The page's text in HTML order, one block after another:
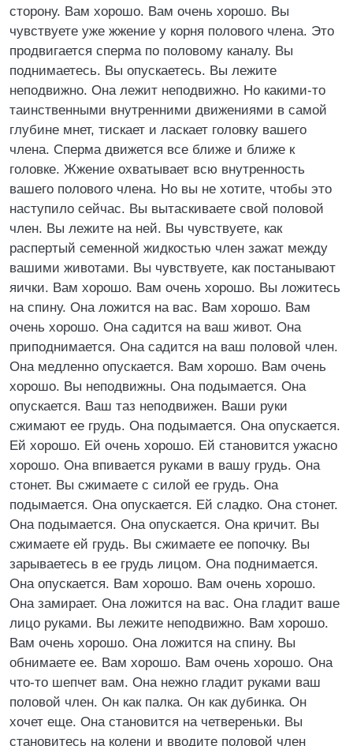
сторону. Вам хорошо. Вам очень хорошо. Вы
чувствуете уже жжение у корня полового члена. Это
продвигается сперма по половому каналу. Вы
поднимаетесь. Вы опускаетесь. Вы лежите
неподвижно. Она лежит неподвижно. Но какими-то
таинственными внутренними движениями в самой
глубине мнет, тискает и ласкает головку вашего
члена. Сперма движется все ближе и ближе к
головке. Жжение охватывает всю внутренность
вашего полового члена. Но вы не хотите, чтобы это
наступило сейчас. Вы вытаскиваете свой половой
член. Вы лежите на ней. Вы чувствуете, как
распертый семенной жидкостью член зажат между
вашими животами. Вы чувствуете, как постанывают
яички. Вам хорошо. Вам очень хорошо. Вы ложитесь
на спину. Она ложится на вас. Вам хорошо. Вам
очень хорошо. Она садится на ваш живот. Она
приподнимается. Она садится на ваш половой член.
Она медленно опускается. Вам хорошо. Вам очень
хорошо. Вы неподвижны. Она подымается. Она
опускается. Ваш таз неподвижен. Ваши руки
сжимают ее грудь. Она подымается. Она опускается.
Ей хорошо. Ей очень хорошо. Ей становится ужасно
хорошо. Она впивается руками в вашу грудь. Она
стонет. Вы сжимаете с силой ее грудь. Она
подымается. Она опускается. Ей сладко. Она стонет.
Она подымается. Она опускается. Она кричит. Вы
сжимаете ей грудь. Вы сжимаете ее попочку. Вы
зарываетесь в ее грудь лицом. Она поднимается.
Она опускается. Вам хорошо. Вам очень хорошо.
Она замирает. Она ложится на вас. Она гладит ваше
лицо руками. Вы лежите неподвижно. Вам хорошо.
Вам очень хорошо. Она ложится на спину. Вы
обнимаете ее. Вам хорошо. Вам очень хорошо. Она
что-то шепчет вам. Она нежно гладит руками ваш
половой член. Он как палка. Он как дубинка. Он
хочет еще. Она становится на четвереньки. Вы
становитесь на колени и вводите половой член